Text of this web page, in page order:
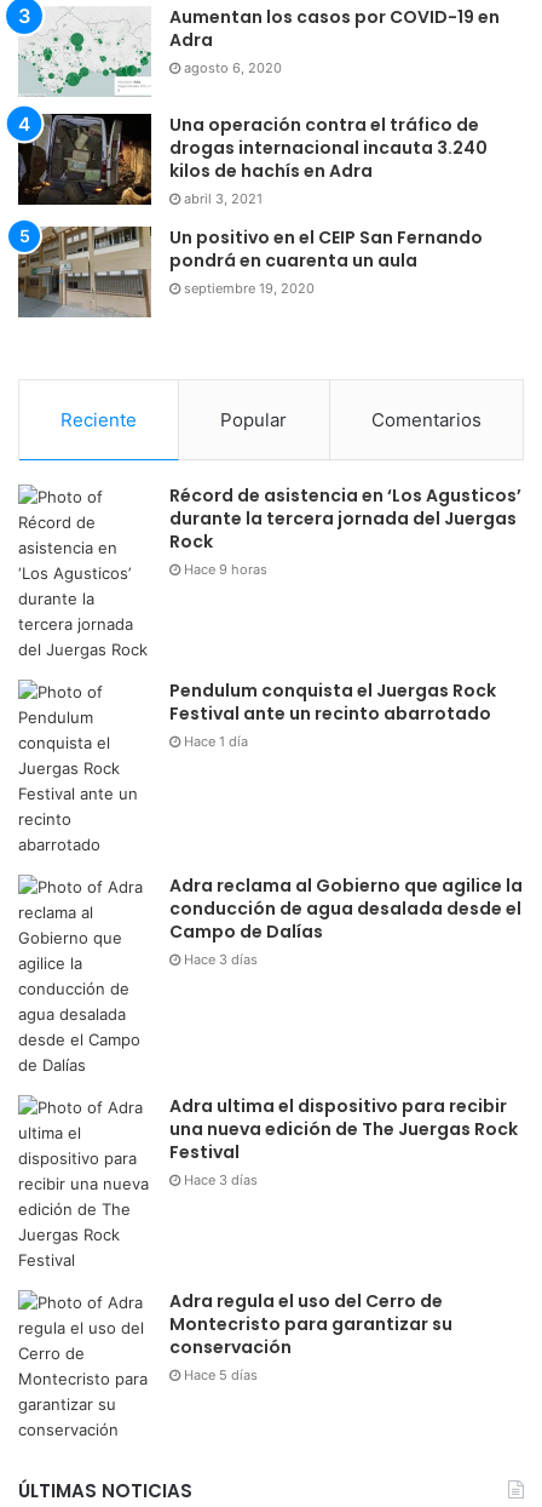
Aumentan los casos por COVID-19 en
Adra
agosto 6, 2020
Una operación contra el tráfico de
drogas internacional incauta 3.240
kilos de hachís en Adra
abril 3, 2021
Un positivo en el CEIP San Fernando
pondrá en cuarenta un aula
septiembre 19, 2020
Reciente Popular Comentarios
Récord de asistencia en ‘Los Agusticos’
durante la tercera jornada del Juergas
Rock
Hace 9 horas
Pendulum conquista el Juergas Rock
Festival ante un recinto abarrotado
Hace 1 día
Adra reclama al Gobierno que agilice la
conducción de agua desalada desde el
Campo de Dalías
Hace 3 días
Adra ultima el dispositivo para recibir
una nueva edición de The Juergas Rock
Festival
Hace 3 días
Adra regula el uso del Cerro de
Montecristo para garantizar su
conservación
Hace 5 días
ÚLTIMAS NOTICIAS